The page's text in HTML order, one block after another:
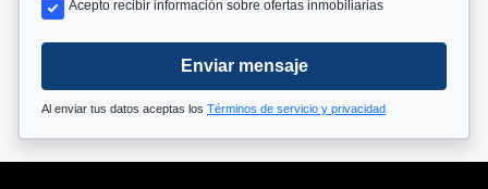
Acepto recibir información sobre ofertas inmobiliarias
Enviar mensaje
Al enviar tus datos aceptas los Términos de servicio y privacidad